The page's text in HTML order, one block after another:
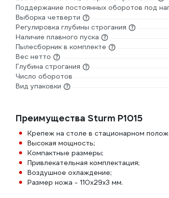
Поддержание постоянных оборотов под
Выборка четверти
Регулировка глубины строгания
Наличие плавного пуска
Пылесборник в комплекте
Вес нетто
Глубина строгания
Число оборотов
Вид упаковки
Преимущества Sturm P1015
Крепеж на столе в стационарном
Высокая мощность;
Компактные размеры;
Привлекательная комплектация;
Воздушное охлаждение;
Размер ножа - 110х29х3 мм.